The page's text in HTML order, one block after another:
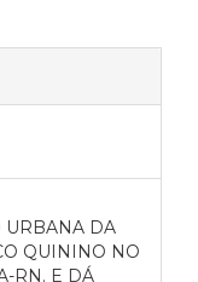
URBANA DA
QUININO NO
RN. E DÁ